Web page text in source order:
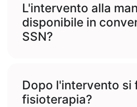
L'intervento alla
disponibile in
SSN?
Dopo l'intervento si
fisioterapia?